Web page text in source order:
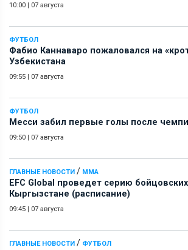
10:00 | 07 августа
ФУТБОЛ
Фабио Каннаваро пожаловался на
Узбекистана
09:55 | 07 августа
ФУТБОЛ
Месси забил первые голы после
09:50 | 07 августа
ГЛАВНЫЕ НОВОСТИ / ММА
EFC Global проведет серию
Кыргызстане (расписание)
09:45 | 07 августа
ГЛАВНЫЕ НОВОСТИ / ФУТБОЛ